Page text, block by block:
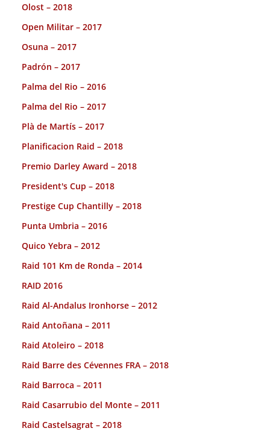
Olost – 2018
Open Militar – 2017
Osuna – 2017
Padrón – 2017
Palma del Rio – 2016
Palma del Rio – 2017
Plà de Martís – 2017
Planificacion Raid – 2018
Premio Darley Award – 2018
President's Cup – 2018
Prestige Cup Chantilly – 2018
Punta Umbria – 2016
Quico Yebra – 2012
Raid 101 Km de Ronda – 2014
RAID 2016
Raid Al-Andalus Ironhorse – 2012
Raid Antoñana – 2011
Raid Atoleiro – 2018
Raid Barre des Cévennes FRA – 2018
Raid Barroca – 2011
Raid Casarrubio del Monte – 2011
Raid Castelsagrat – 2018